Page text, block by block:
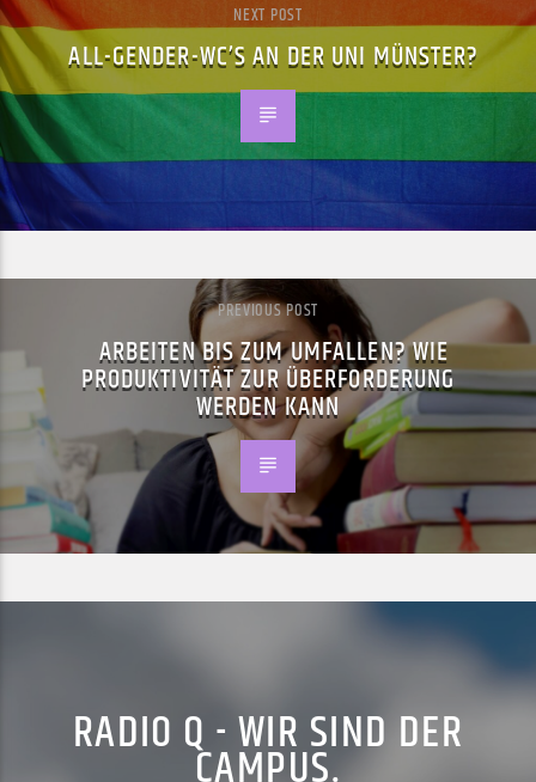
NEXT POST
ALL-GENDER-WC’S AN DER UNI MÜNSTER?
PREVIOUS POST
ARBEITEN BIS ZUM UMFALLEN? WIE
PRODUKTIVITÄT ZUR ÜBERFORDERUNG
WERDEN KANN
RADIO Q - WIR SIND DER